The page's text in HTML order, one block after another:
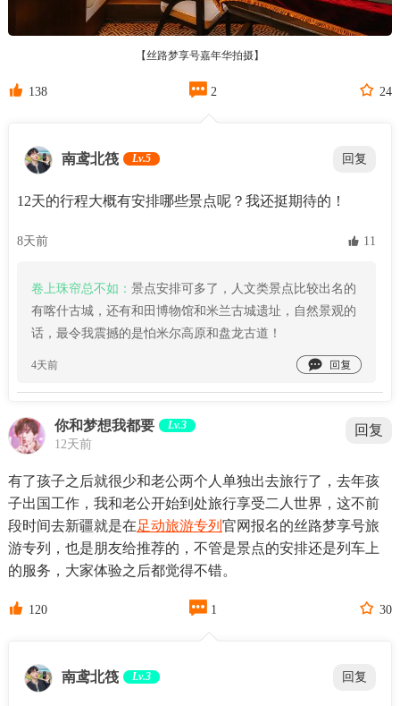
【丝路梦享号嘉年华拍摄】
 138  2  24
南鸢北筏 Lv.5 回复
12天的行程大概有安排哪些景点呢？我还挺期待的！
8天前  11
卷上珠帘总不如： 景点安排可多了，人文类景点比较出名的
有喀什古城，还有和田博物馆和米兰古城遗址，自然景观的
话，最令我震撼的是怕米尔高原和盘龙古道！
4天前 
你和梦想我都要 Lv.3
12天前
回复
有了孩子之后就很少和老公两个人单独出去旅行了，去年孩
子出国工作，我和老公开始到处旅行享受二人世界，这不前
段时间去新疆就是在足动旅游专列 官网报名的丝路梦享号旅
游专列，也是朋友给推荐的，不管是景点的安排还是列车上
的服务，大家体验之后都觉得不错。
 120  1  30
南鸢北筏 Lv.3 回复